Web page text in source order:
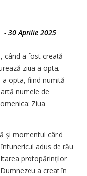
- 30 Aprilie 2025
când a fost creată
ziua a opta.
a opta, fiind numită
numele de
Ziua
și momentul când
adus de rău
protopărinților
a creat în